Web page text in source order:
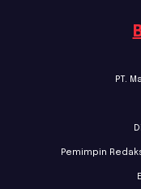
PT.
Pemimpin